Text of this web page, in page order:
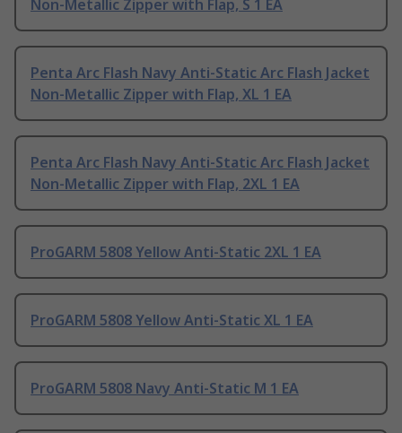
Non-Metallic Zipper with Flap, S 1 EA
Penta Arc Flash Navy Anti-Static Arc Flash Jacket
Non-Metallic Zipper with Flap, XL 1 EA
Penta Arc Flash Navy Anti-Static Arc Flash Jacket
Non-Metallic Zipper with Flap, 2XL 1 EA
ProGARM 5808 Yellow Anti-Static 2XL 1 EA
ProGARM 5808 Yellow Anti-Static XL 1 EA
ProGARM 5808 Navy Anti-Static M 1 EA